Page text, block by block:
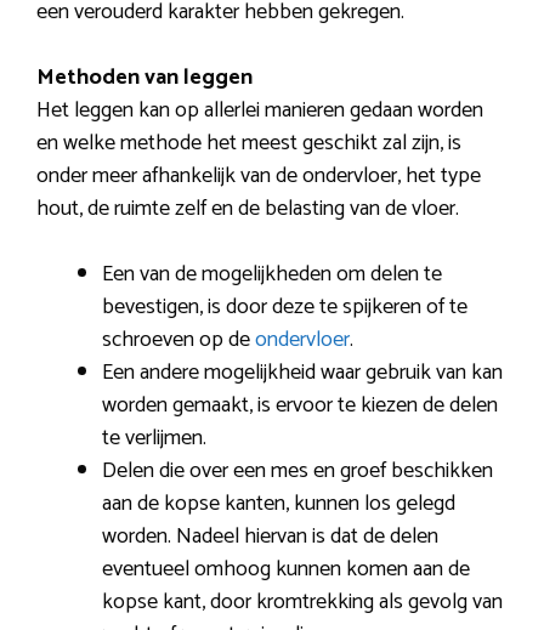
een verouderd karakter hebben gekregen.
Methoden van leggen
Het leggen kan op allerlei manieren gedaan worden
en welke methode het meest geschikt zal zijn, is
onder meer afhankelijk van de ondervloer, het type
hout, de ruimte zelf en de belasting van de vloer.
Een van de mogelijkheden om delen te
bevestigen, is door deze te spijkeren of te
schroeven op deondervloer.
Een andere mogelijkheid waar gebruik van kan
worden gemaakt, is ervoor te kiezen de delen
te verlijmen.
Delen die over een mes en groef beschikken
aan de kopse kanten, kunnen los gelegd
worden. Nadeel hiervan is dat de delen
eventueel omhoog kunnen komen aan de
kopse kant, door kromtrekking als gevolg van